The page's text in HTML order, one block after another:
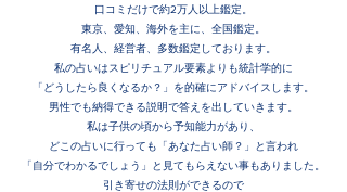
口コミだけで約2万人以上鑑定。
東京、愛知、海外を主に、全国鑑定。
有名人、経営者、 多数鑑定しております。
私の占いはスピリチュアル要素よりも統計学的に
「どうしたら良くなるか？」を的確にアドバイスします。
男性でも納得できる説明で答えを出していきます。
私は子供の頃から予知能力があり、
どこの占いに行っても「あなた占い師？」と言われ
「自分でわかるでしょう」と見てもらえない事もありました。
引き寄せの法則ができるので